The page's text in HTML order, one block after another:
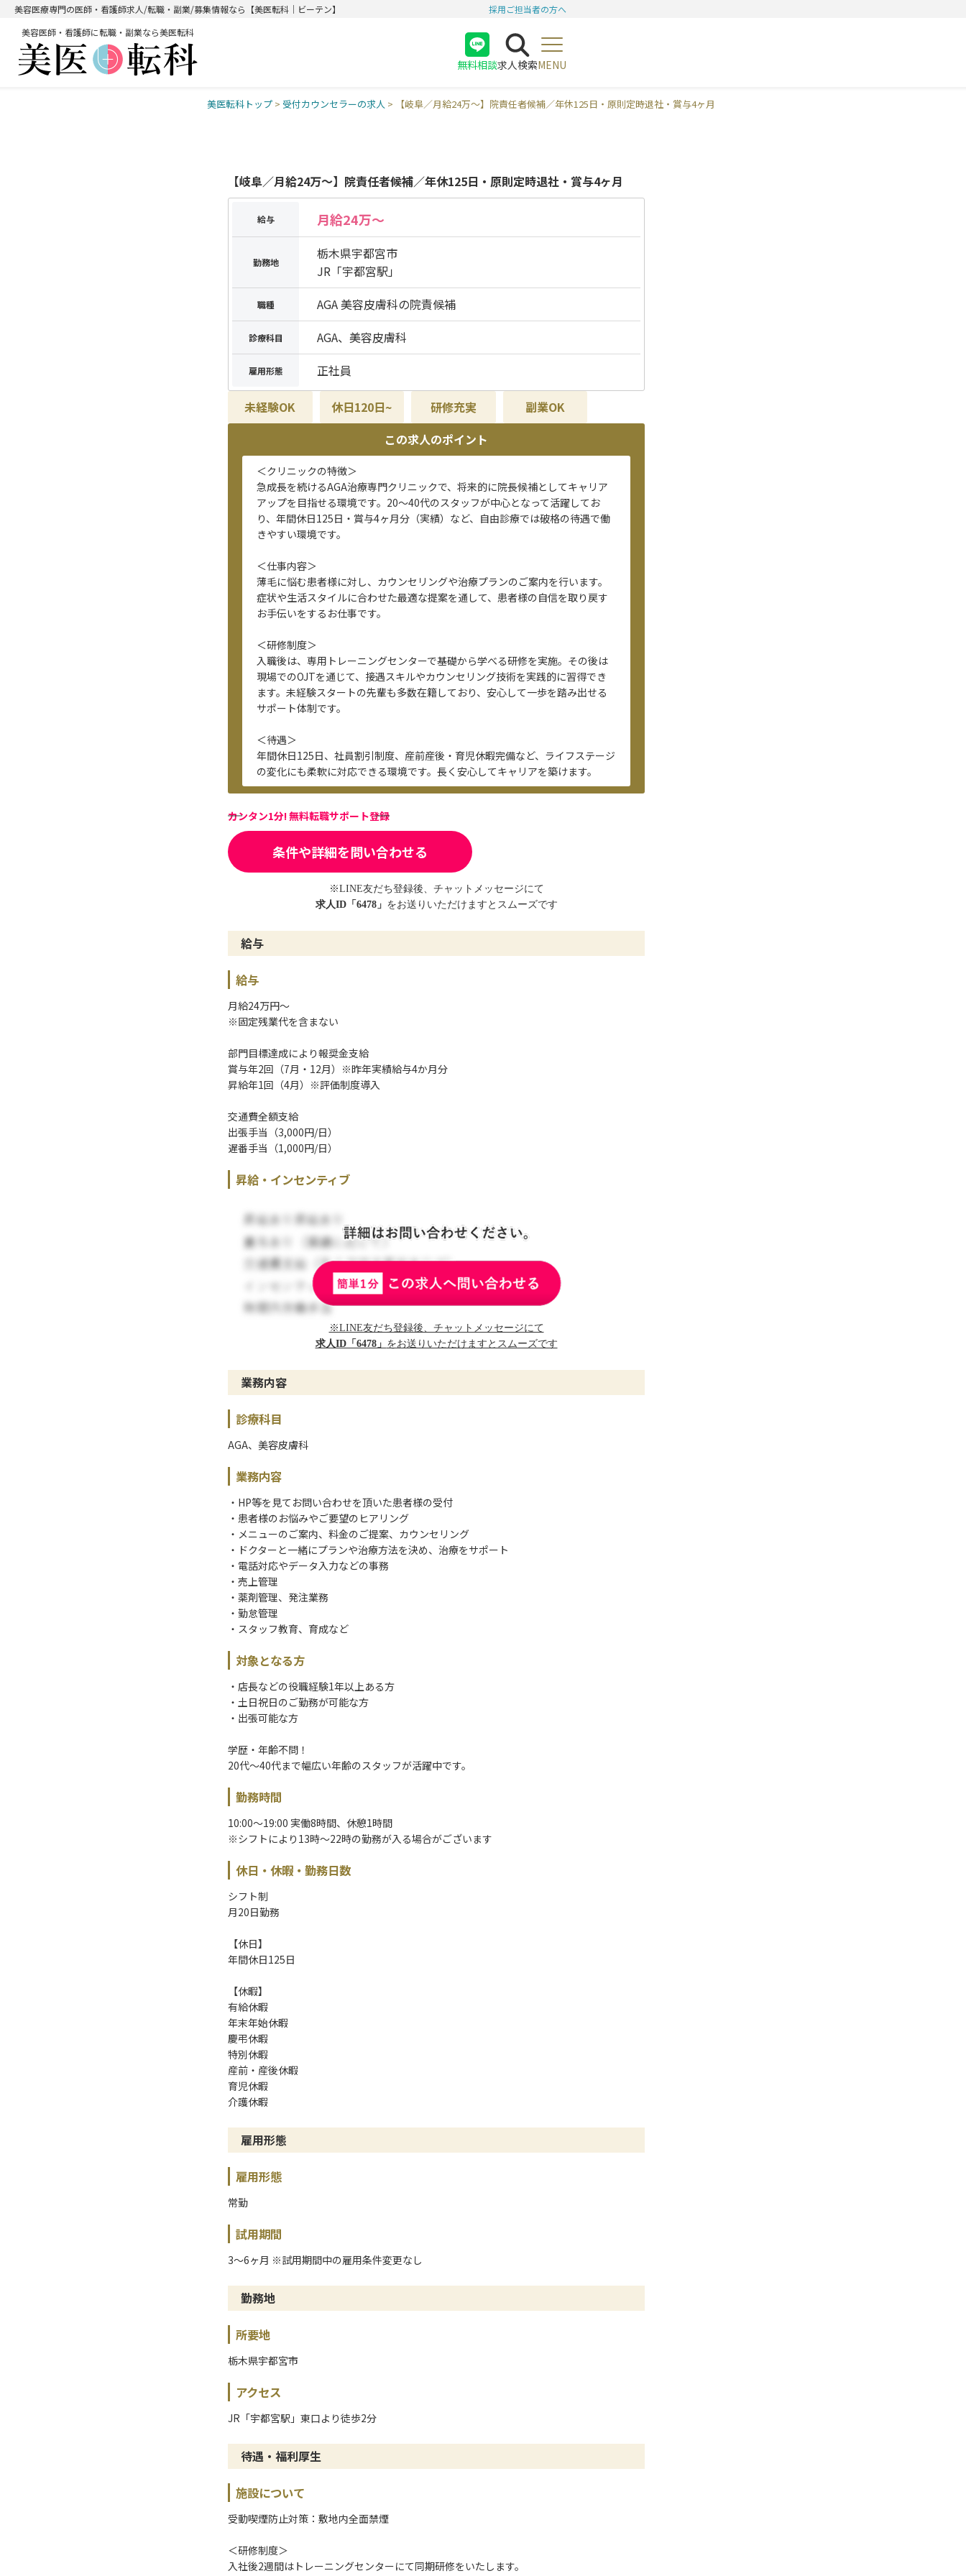
美容医療専門の医師・看護師求人/転職・副業/募集情報なら【美医転科｜ビーテン】
採用ご担当者の方へ
美容医師・看護師に転職・副業なら美医転科
無料相談
医師
求人検索MENU
美医転科トップ > 受付カウンセラーの求人 > 【岐阜／月給24万〜】院責任者候補／年休125日・原則定時退社・賞与4ヶ月
【岐阜／月給24万〜】院責任者候補／年休125日・原則定時退社・賞与4ヶ月
給与 月給24万〜
勤務地
栃木県宇都宮市
JR「宇都宮駅」
職種 AGA 美容皮膚科の院責候補
診療科目 AGA、美容皮膚科
雇用形態 正社員
未経験OK 休日120日~ 研修充実
副業OK
この求人のポイント
＜クリニックの特徴＞
急成長を続けるAGA治療専門クリニックで、将来的に院長候補としてキャリア
アップを目指せる環境です。20〜40代のスタッフが中心となって活躍してお
り、年間休日125日・賞与4ヶ月分（実績）など、自由診療では破格の待遇で働
きやすい環境です。
＜仕事内容＞
薄毛に悩む患者様に対し、カウンセリングや治療プランのご案内を行います。
症状や生活スタイルに合わせた最適な提案を通して、患者様の自信を取り戻す
お手伝いをするお仕事です。
＜研修制度＞
入職後は、専用トレーニングセンターで基礎から学べる研修を実施。その後は
現場でのOJTを通じて、接遇スキルやカウンセリング技術を実践的に習得でき
ます。未経験スタートの先輩も多数在籍しており、安心して一歩を踏み出せる
サポート体制です。
＜待遇＞
年間休日125日、社員割引制度、産前産後・育児休暇完備など、ライフステージ
の変化にも柔軟に対応できる環境です。長く安心してキャリアを築けます。
カンタン1分! 無料転職サポート登録
条件や詳細を問い合わせる
※LINE友だち登録後、チャットメッセージにて
求人ID「6478」 をお送りいただけますとスムーズです
給与
給与
月給24万円〜
※固定残業代を含まない
部門目標達成により報奨金支給
賞与年2回（7月・12月）※昨年実績給与4か月分
昇給年1回（4月）※評価制度導入
交通費全額支給
出張手当（3,000円/日）
遅番手当（1,000円/日）
昇給・インセンティブ
※LINE友だち登録後、チャットメッセージにて
求人ID「6478」 をお送りいただけますとスムーズです
業務内容
診療科目
AGA、美容皮膚科
業務内容
・HP等を見てお問い合わせを頂いた患者様の受付
・患者様のお悩みやご要望のヒアリング
・メニューのご案内、料金のご提案、カウンセリング
・ドクターと一緒にプランや治療方法を決め、治療をサポート
・電話対応やデータ入力などの事務
・売上管理
・薬剤管理、発注業務
・勤怠管理
・スタッフ教育、育成など
対象となる方
・店長などの役職経験1年以上ある方
・土日祝日のご勤務が可能な方
・出張可能な方
学歴・年齢不問！
20代～40代まで幅広い年齢のスタッフが活躍中です。
勤務時間
10:00～19:00 実働8時間、休憩1時間
※シフトにより13時～22時の勤務が入る場合がございます
休日・休暇・勤務日数
シフト制
月20日勤務
【休日】
年間休日125日
【休暇】
有給休暇
年末年始休暇
慶弔休暇
特別休暇
産前・産後休暇
育児休暇
介護休暇
雇用形態
雇用形態
常勤
試用期間
3〜6ヶ月 ※試用期間中の雇用条件変更なし
勤務地
所要地
栃木県宇都宮市
アクセス
JR「宇都宮駅」東口より徒歩2分
待遇・福利厚生
施設について
受動喫煙防止対策：敷地内全面禁煙
＜研修制度＞
入社後2週間はトレーニングセンターにて同期研修をいたします。